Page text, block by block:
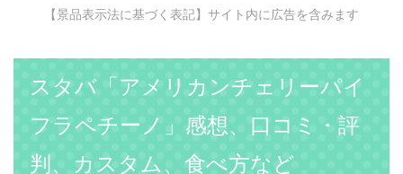
【景品表示法に基づく表記】サイト内に広告を含みます
スタバ「アメリカンチェリーパイ
フラペチーノ」感想、口コミ・評
判、カスタム、食べ方など